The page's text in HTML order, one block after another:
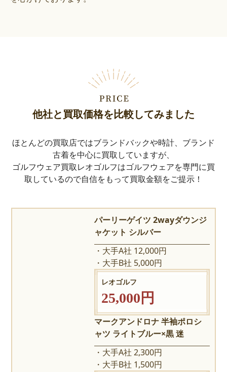
他社と買取価格を比較してみました
ほとんどの買取店ではブランドバックや時計、ブランド
古着を中心に買取していますが、
ゴルフウェア買取レオゴルフはゴルフウェアを専門に買
取しているので自信をもって買取金額をご提示！
パーリーゲイツ 2wayダウンジ
ャケット シルバー
大手A社 12,000円
大手B社 5,000円
レオゴルフ
25,000円
マークアンドロナ 半袖ポロシ
ャツ ライトブルー×黒 迷
大手A社 2,300円
大手B社 1,500円